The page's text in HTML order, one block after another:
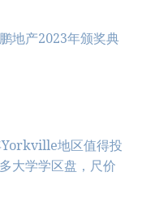
地产2023年颁奖典
地区值得投
大学学区盘，尺价